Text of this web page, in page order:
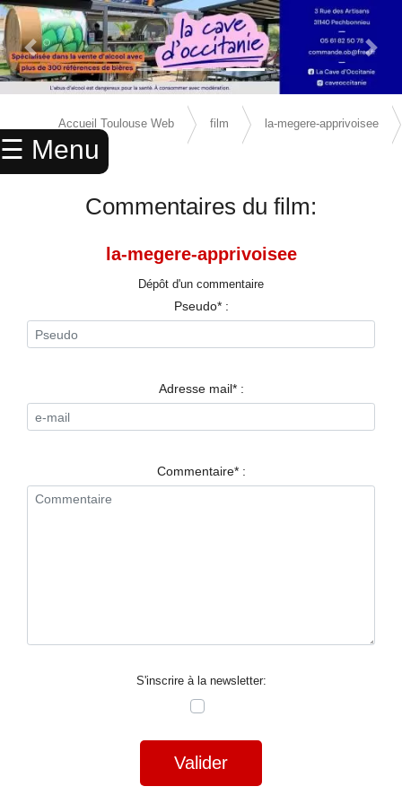
☰ Menu
× ACCUEIL
ANNUAIRE
SPORTS
RESTAURANTS
NUIT
Previous Slide Next
Accueil Toulouse Web film la-megere-apprivoisee
avis
Commentaires du film:
la-megere-apprivoisee
Dépôt d'un commentaire
Pseudo* :
Adresse mail* :
Commentaire* :
S'inscrire à la newsletter:
Valider